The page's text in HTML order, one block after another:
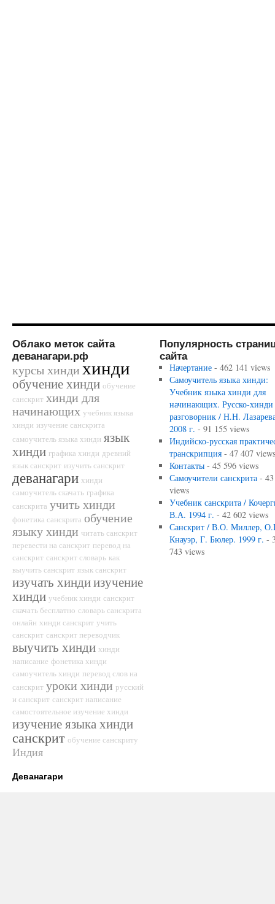
Облако меток сайта
деванагари.рф
курсы хиндихинди
обучение хинди обучение
санскрит хинди для
начинающих учебник языка
хинди изучение санскрита
самоучитель языка хинди язык
хинди графика хинди древний
язык санскрит изучить санскрит
деванагари хинди
самоучитель скачать графика
санскрита учить хинди
фонетика санскрита обучение
языку хинди читать санскрит
перевести на санскрит перевод на
санскрит санскрит словарь как
выучить санскрит язык санскрит
изучать хиндиизучение
хинди учебник хинди санскрит
скачать бесплатно словарь санскрита
онлайн хинди санскрит учить
санскрит санскрит переводчик
выучить хинди хинди
написание фонетика хинди
самоучитель хинди перевод слов на
санскрит уроки хинди русский
и санскрит санскрит написание
самостоятельное изучение хинди
изучение языка хинди
санскрит обучение санскриту
Индия
Популярность
сайта
Начертание- 462 141 views
Самоучитель языка хинди:
Учебник языка хинди для
начинающих. Русско-хинди
разговорник / Н.Н.
2008 г. - 91 155 views
Индийско-русская
транскрипция- 47 407
Контакты- 45 596 views
Самоучители санскрита- 43
views
Учебник санскрита /
В.А. 1994 г. - 42 602 views
Санскрит / В.О. Миллер,
Кнауэр, Г. Бюлер. 1999 г. -
743 views
Деванагари